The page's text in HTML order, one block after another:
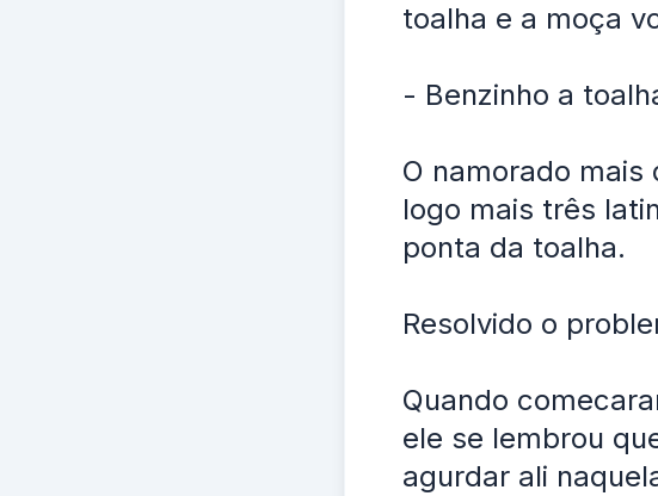
toalha e a moça
- Benzinho a
O namorado
logo mais três
ponta da toalha.
Resolvido o
Quando
ele se lembrou
agurdar ali